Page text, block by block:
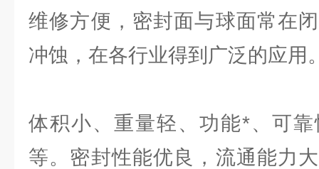
维修方便，密封面与球面常在
冲蚀，在各行业得到广泛的应用
体积小、重量轻、功能*、可
等。密封性能优良，流通能力